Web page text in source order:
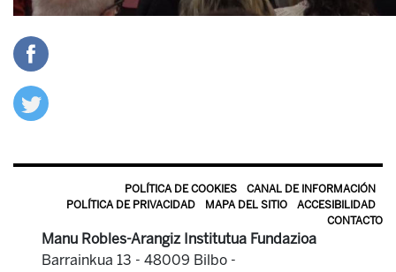
POLÍTICA DE COOKIES
CANAL DE INFORMACIÓN
POLÍTICA DE PRIVACIDAD
MAPA DEL SITIO
ACCESIBILIDAD
CONTACTO
Manu Robles-Arangiz Institutua Fundazioa
Barrainkua 13 - 48009 Bilbo -